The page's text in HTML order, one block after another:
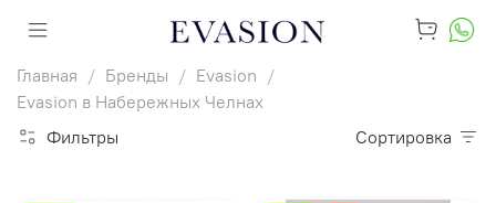
Главная Бренды
Evasion
Evasion в Набережных Челнах
Фильтры
Сортировка